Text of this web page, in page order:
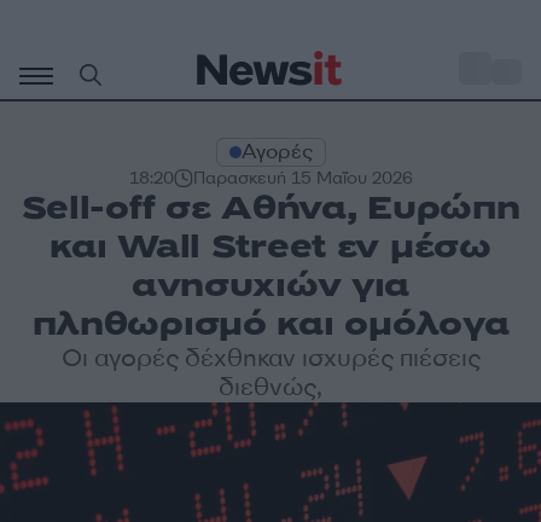
περιεχόμενο
Αγορές
18:20 Παρασκευή 15 Μαΐου 2026
Sell-off σε Αθήνα, Ευρώπη
και Wall Street εν μέσω
ανησυχιών για
πληθωρισμό και ομόλογα
Οι αγορές δέχθηκαν ισχυρές πιέσεις
διεθνώς,